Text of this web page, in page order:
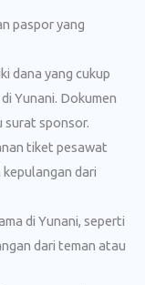
paspor yang
dana yang cukup
Yunani. Dokumen
surat sponsor.
tiket pesawat
dari
di Yunani, seperti
dari teman atau